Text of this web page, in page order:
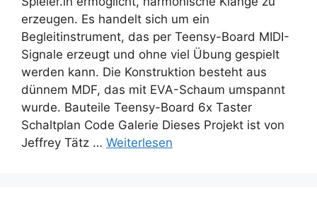
erzeugen. Es handelt sich um ein
Begleitinstrument, das per Teensy-Board MIDI-
Signale erzeugt und ohne viel Übung gespielt
werden kann. Die Konstruktion besteht aus
dünnem MDF, das mit EVA-Schaum umspannt
wurde. Bauteile Teensy-Board 6x Taster
Schaltplan Code Galerie Dieses Projekt ist von
Jeffrey Tätz … Weiterlesen